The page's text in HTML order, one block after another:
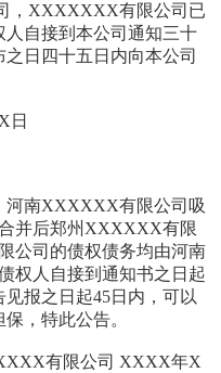
，XXXXXXX有限公司已
人自接到本公司通知三十
日四十五日内向本公司
日
河南XXXXXX有限公司吸
并后郑州XXXXXX有限
公司的债权债务均由河南
权人自接到通知书之日起
报之日起45日内，可以
，特此公告。
有限公司 XXXX年X